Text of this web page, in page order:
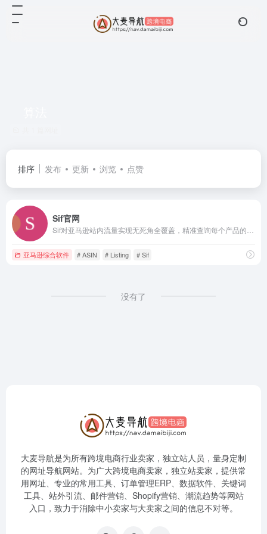
排序 发布 更新 浏览 点赞
Sif官网
亚马逊综合软件 # ASIN # Listing # Sif
没有了
大麦导航是为所有跨境电商行业卖家，独立站人员，量身定制
的网址导航网站。为广大跨境电商卖家，独立站卖家，提供常
用网址、专业的常用工具、订单管理ERP、数据软件、关键词
工具、站外引流、邮件营销、Shopify营销、潮流趋势等网站
入口，致力于消除中小卖家与大卖家之间的信息不对等。